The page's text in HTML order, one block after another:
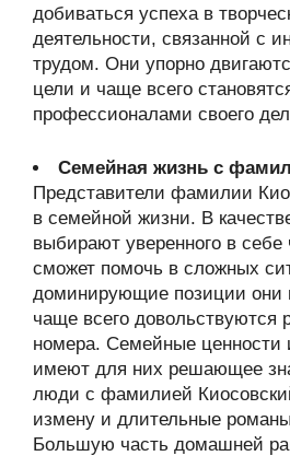
добиваться успеха в
деятельности, связанной с
трудом. Они упорно
цели и чаще всего
профессионалами своего
Семейная жизнь с
Представители фамилии
в семейной жизни. В
выбирают уверенного в себе
сможет помочь в сложных
доминирующие позиции они
чаще всего довольствуются
номера. Семейные ценности
имеют для них решающее
люди с фамилией
измену и длительные
Большую часть домашней